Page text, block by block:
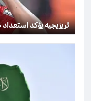
تريزيجيه يؤكد